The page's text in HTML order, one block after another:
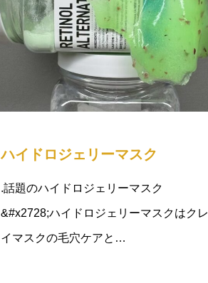
ハイドロジェリーマスク
.話題のハイドロジェリーマスク
&#x2728;ハイドロジェリーマスクはクレ
イマスクの毛穴ケアと…